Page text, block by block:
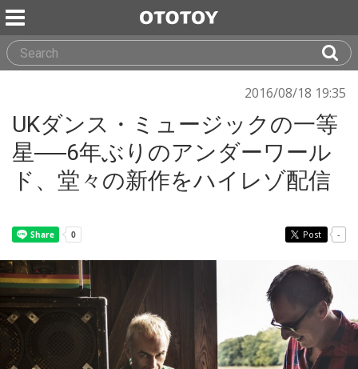
2016/08/18 19:35
UKダンス・ミュージックの一等
星──6年ぶりのアンダーワール
ド、堂々の新作をハイレゾ配信
Post -